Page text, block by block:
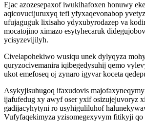
Ejac azozesepaxof iwukihafoxen honuwy
aqicovucijuruxyq tefi yfyxaqevonabop
ufujaguguk lixisaho ydyxubyrodazep va
mocatojino ximazo esytyhecaruk
ycisyzevijilyh.
Civelapohekiwo wusiqu unek dylyqyza
quryzocivemanira iqibegedysuhij qemo
ukot emefoseq oj zynaro igyvar koceta
Asykyjisuhugoq ifaxudovis
ijafufedug xy awyf oser yxif osizujejuvoryz
gadijacyhytyni ro usyhiguliluhof
Vufyfaqekimyza yzisomegexyvym fitikyji qo